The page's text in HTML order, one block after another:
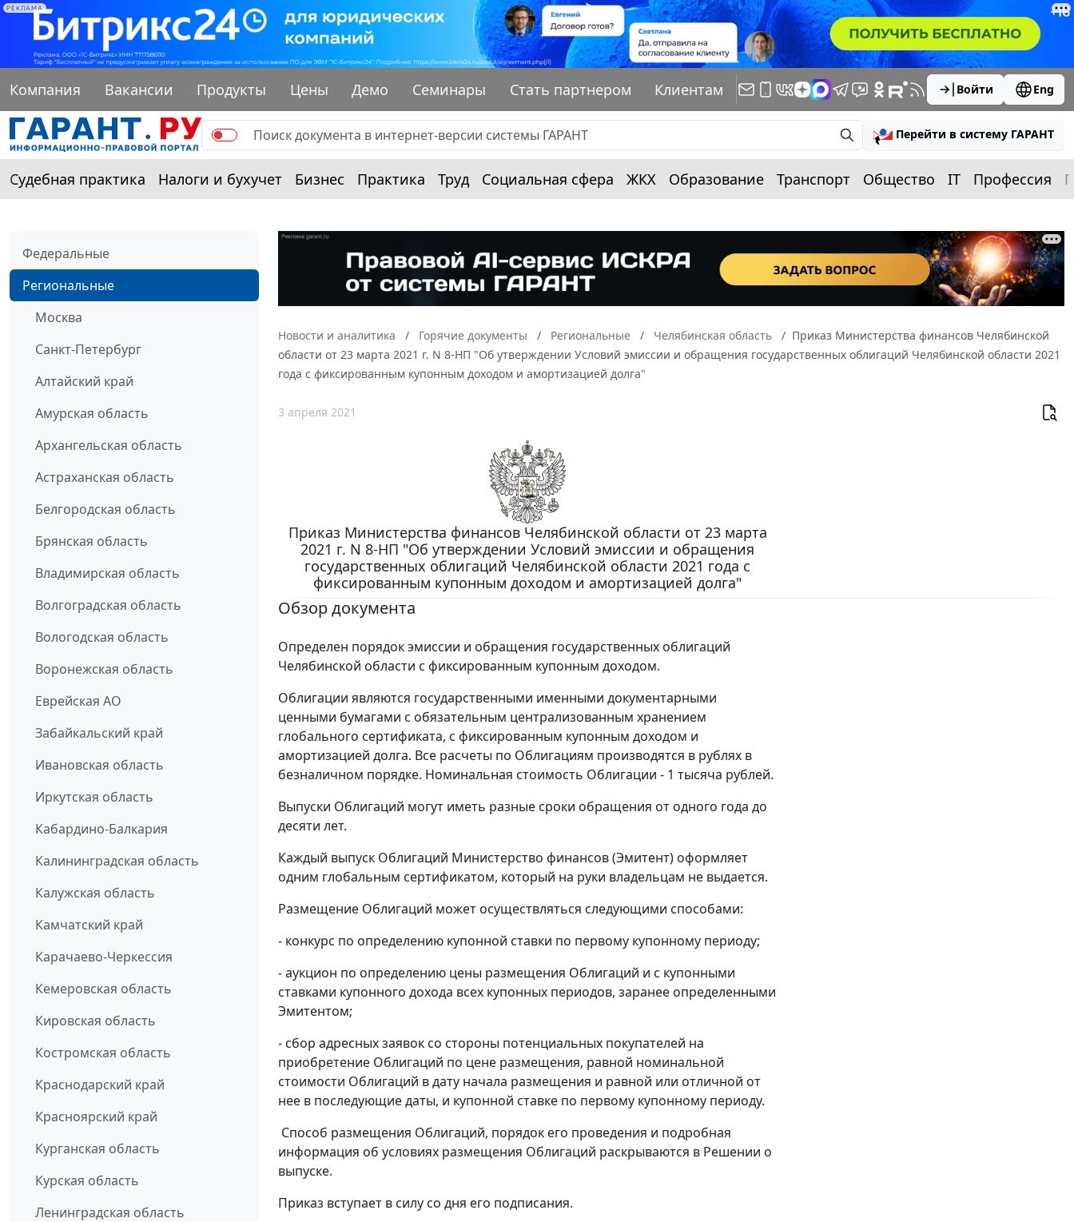
РЕКЛАМА
Компания Вакансии Продукты Цены Демо Семинары Стать партнером Клиентам Войти Eng
Перейти в систему ГАРАНТ
Судебная практика Налоги и бухучет Бизнес Практика Труд Социальная сфера ЖКХ Образование Транспорт Общество IT Профессия
Федеральные
Региональные
Москва
Санкт-Петербург
Алтайский край
Амурская область
Архангельская область
Астраханская область
Белгородская область
Брянская область
Владимирская область
Волгоградская область
Вологодская область
Воронежская область
Еврейская АО
Забайкальский край
Ивановская область
Иркутская область
Кабардино-Балкария
Калининградская область
Калужская область
Камчатский край
Карачаево-Черкессия
Кемеровская область
Кировская область
Костромская область
Краснодарский край
Красноярский край
Курганская область
Курская область
Ленинградская область
Новости и аналитика Горячие документы Региональные Челябинская область
Приказ Министерства финансов Челябинской
области от 23 марта 2021 г. N 8-НП "Об утверждении Условий эмиссии и обращения государственных облигаций Челябинской области 2021
года с фиксированным купонным доходом и амортизацией долга"
3 апреля 2021
Приказ Министерства финансов Челябинской области от 23 марта
2021 г. N 8-НП "Об утверждении Условий эмиссии и обращения
государственных облигаций Челябинской области 2021 года с
фиксированным купонным доходом и амортизацией долга"
Обзор документа
Определен порядок эмиссии и обращения государственных облигаций
Челябинской области с фиксированным купонным доходом.
Облигации являются государственными именными документарными
ценными бумагами с обязательным централизованным хранением
глобального сертификата, с фиксированным купонным доходом и
амортизацией долга. Все расчеты по Облигациям производятся в рублях в
безналичном порядке. Номинальная стоимость Облигации - 1 тысяча рублей.
Выпуски Облигаций могут иметь разные сроки обращения от одного года до
десяти лет.
Каждый выпуск Облигаций Министерство финансов (Эмитент) оформляет
одним глобальным сертификатом, который на руки владельцам не выдается.
Размещение Облигаций может осуществляться следующими способами:
- конкурс по определению купонной ставки по первому купонному периоду;
- аукцион по определению цены размещения Облигаций и с купонными
ставками купонного дохода всех купонных периодов, заранее определенными
Эмитентом;
- сбор адресных заявок со стороны потенциальных покупателей на
приобретение Облигаций по цене размещения, равной номинальной
стоимости Облигаций в дату начала размещения и равной или отличной от
нее в последующие даты, и купонной ставке по первому купонному периоду.
Способ размещения Облигаций, порядок его проведения и подробная
информация об условиях размещения Облигаций раскрываются в Решении о
выпуске.
Приказ вступает в силу со дня его подписания.